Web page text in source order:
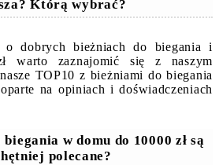
Którą wybrać?
o dobrych bieżniach do biegania i
warto zaznajomić się z naszym
TOP10 z bieżniami do biegania
na opiniach i doświadczeniach
w domu do 10000 zł są
polecane?